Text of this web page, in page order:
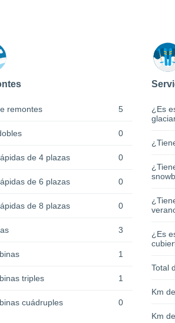
remontes 5
0
de 4 plazas 0
de 6 plazas 0
de 8 plazas 0
3
1
triples 1
cuádruples 0
¿Es
¿Es
Total
Km
Km